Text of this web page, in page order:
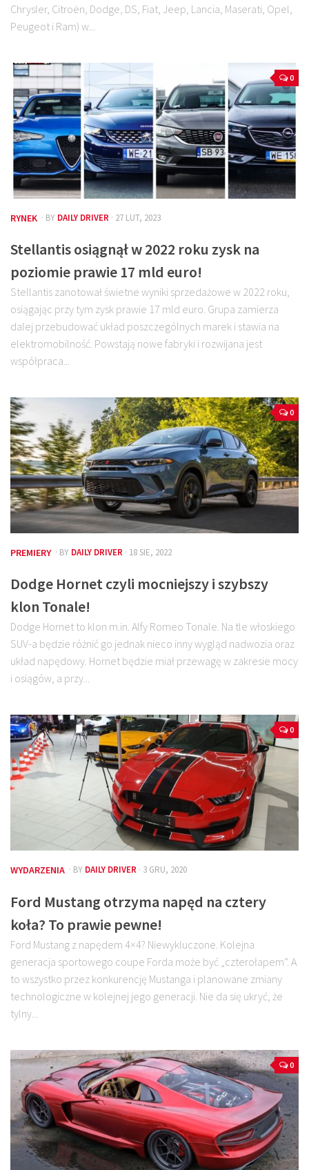
Chrysler, Citroën, Dodge, DS, Fiat, Jeep, Lancia, Maserati, Opel,
Peugeot i Ram) w...
0
RYNEK · BY DAILY DRIVER · 27 LUT, 2023
Stellantis osiągnął w 2022 roku zysk na
poziomie prawie 17 mld euro!
Stellantis zanotował świetne wyniki sprzedażowe w 2022 roku,
osiągając przy tym zysk prawie 17 mld euro. Grupa zamierza
dalej przebudować układ poszczególnych marek i stawia na
elektromobilność. Powstają nowe fabryki i rozwijana jest
współpraca...
0
PREMIERY · BY DAILY DRIVER · 18 SIE, 2022
Dodge Hornet czyli mocniejszy i szybszy
klon Tonale!
Dodge Hornet to klon m.in. Alfy Romeo Tonale. Na tle włoskiego
SUV-a będzie różnić go jednak nieco inny wygląd nadwozia oraz
układ napędowy. Hornet będzie miał przewagę w zakresie mocy
i osiągów, a przy...
0
WYDARZENIA · BY DAILY DRIVER · 3 GRU, 2020
Ford Mustang otrzyma napęd na cztery
koła? To prawie pewne!
Ford Mustang z napędem 4×4? Niewykluczone. Kolejna
generacja sportowego coupe Forda może być „czterołapem”. A
to wszystko przez konkurencję Mustanga i planowane zmiany
technologiczne w kolejnej jego generacji. Nie da się ukryć, że
tylny...
0